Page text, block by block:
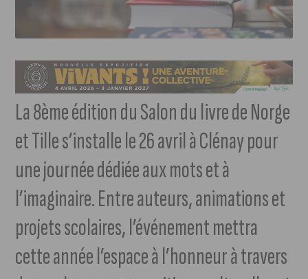
La 8ème édition du Salon du livre de Norge
et Tille s’installe le 26 avril à Clénay pour
une journée dédiée aux mots et à
l’imaginaire. Entre auteurs, animations et
projets scolaires, l’événement mettra
cette année l’espace à l’honneur à travers